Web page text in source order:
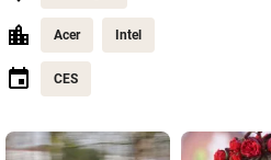
Acer Intel
CES